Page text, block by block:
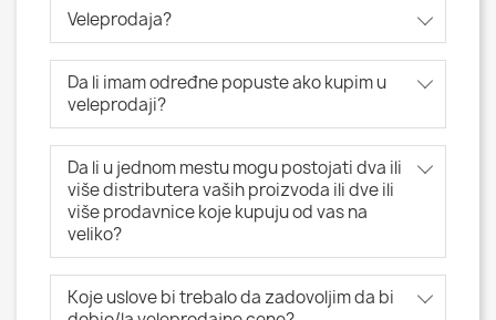
Veleprodaja?
Da li imam određne popuste ako kupim u
veleprodaji?
Da li u jednom mestu mogu postojati dva ili
više distributera vaših proizvoda ili dve ili
više prodavnice koje kupuju od vas na
veliko?
Koje uslove bi trebalo da zadovoljim da bi